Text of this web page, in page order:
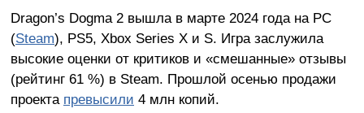
Dragon’s Dogma 2 вышла в марте 2024 года на PC
(Steam), PS5, Xbox Series X и S. Игра заслужила
высокие оценки от критиков и «смешанные» отзывы
(рейтинг 61 %) в Steam. Прошлой осенью продажи
проекта превысили 4 млн копий.